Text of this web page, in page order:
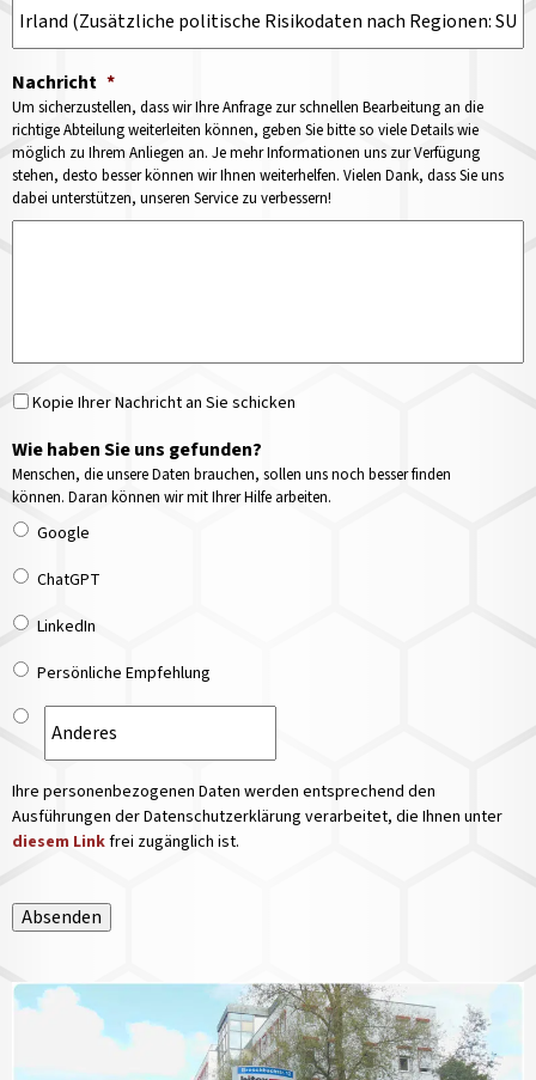
Nachricht *
Um sicherzustellen, dass wir Ihre Anfrage zur schnellen Bearbeitung an die
richtige Abteilung weiterleiten können, geben Sie bitte so viele Details wie
möglich zu Ihrem Anliegen an. Je mehr Informationen uns zur Verfügung
stehen, desto besser können wir Ihnen weiterhelfen. Vielen Dank, dass Sie uns
dabei unterstützen, unseren Service zu verbessern!
Kopie Ihrer Nachricht an Sie schicken
Wie haben Sie uns gefunden?
Menschen, die unsere Daten brauchen, sollen uns noch besser finden
können. Daran können wir mit Ihrer Hilfe arbeiten.
Google
ChatGPT
LinkedIn
Persönliche Empfehlung
Ihre personenbezogenen Daten werden entsprechend den
Ausführungen der Datenschutzerklärung verarbeitet, die Ihnen unter
diesem Linkfrei zugänglich ist.
Absenden